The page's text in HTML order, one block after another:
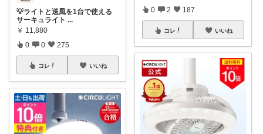
💡ライトと送風を1台で使える
サーキュライト ...
￥ 11,880
0 0 275
コレ いいね
0 2 187
コレ いいね